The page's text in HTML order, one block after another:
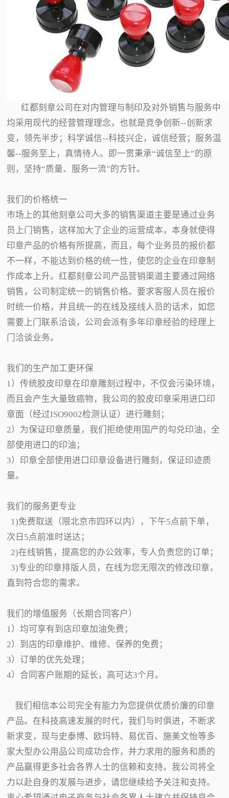
红都刻章公司在对内管理与制印及对外销售与服务中
均采用现代的经营管理理念，也就是竞争创新--创新求
变，领先半步；科学诚信--科技兴企，诚信经营；服务温
馨--服务至上，真情待人。即一贯秉承“诚信至上”的原
则，坚持“质量、服务一流”的方针。
我们的价格统一
市场上的其他刻章公司大多的销售渠道主要是通过业务
员上门销售，这样加大了企业的运营成本，本身就使得
印章产品的价格有所提高，而且，每个业务员的报价都
不一样，不能达到价格的统一性，使您的企业在印章制
作成本上升。红都刻章公司产品营销渠道主要通过网络
销售，公司制定统一的销售价格。要求客服人员在报价
时统一价格，并且统一的在线及接线人员的话术，如您
需要上门联系洽谈，公司会派有多年印章经验的经理上
门洽谈业务。
我们的生产加工更环保
1）传统胶皮印章在印章雕刻过程中，不仅会污染环境，
而且会产生大量致癌物，我公司的胶皮印章采用进口印
章面（经过ISO9002检测认证）进行雕刻；
2）为保证印章质量，我们拒绝使用国产的勾兑印油，全
部使用进口的印油；
3）印章全部使用进口印章设备进行雕刻，保证印迹质
量。
我们的服务更专业
1)免费取送（限北京市四环以内），下午5点前下单，
次日5点前准时送达；
2)在线销售，提高您的办公效率，专人负责您的订单；
3)专业的印章排版人员，在线为您无限次的修改印章，
直到符合您的需求。
我们的增值服务（长期合同客户）
1）均可享有到店印章加油免费；
2）到店的印章维护、维修、保养的免费；
3）订单的优先处理；
4）合同客户账期的延长，高可达3个月。
我们相信本公司完全有能力为您提供优质价廉的印章
产品。在科技高速发展的时代，我们与时俱进，不断求
新求变，现与史泰博、欧玛特、易优百、施美文怡等多
家大型办公用品公司成功合作，并力求用的服务和质的
产品赢得更多社会各界人士的信赖和支持。我公司将全
力以赴自身的发展与进步，请您继续给予关注和支持。